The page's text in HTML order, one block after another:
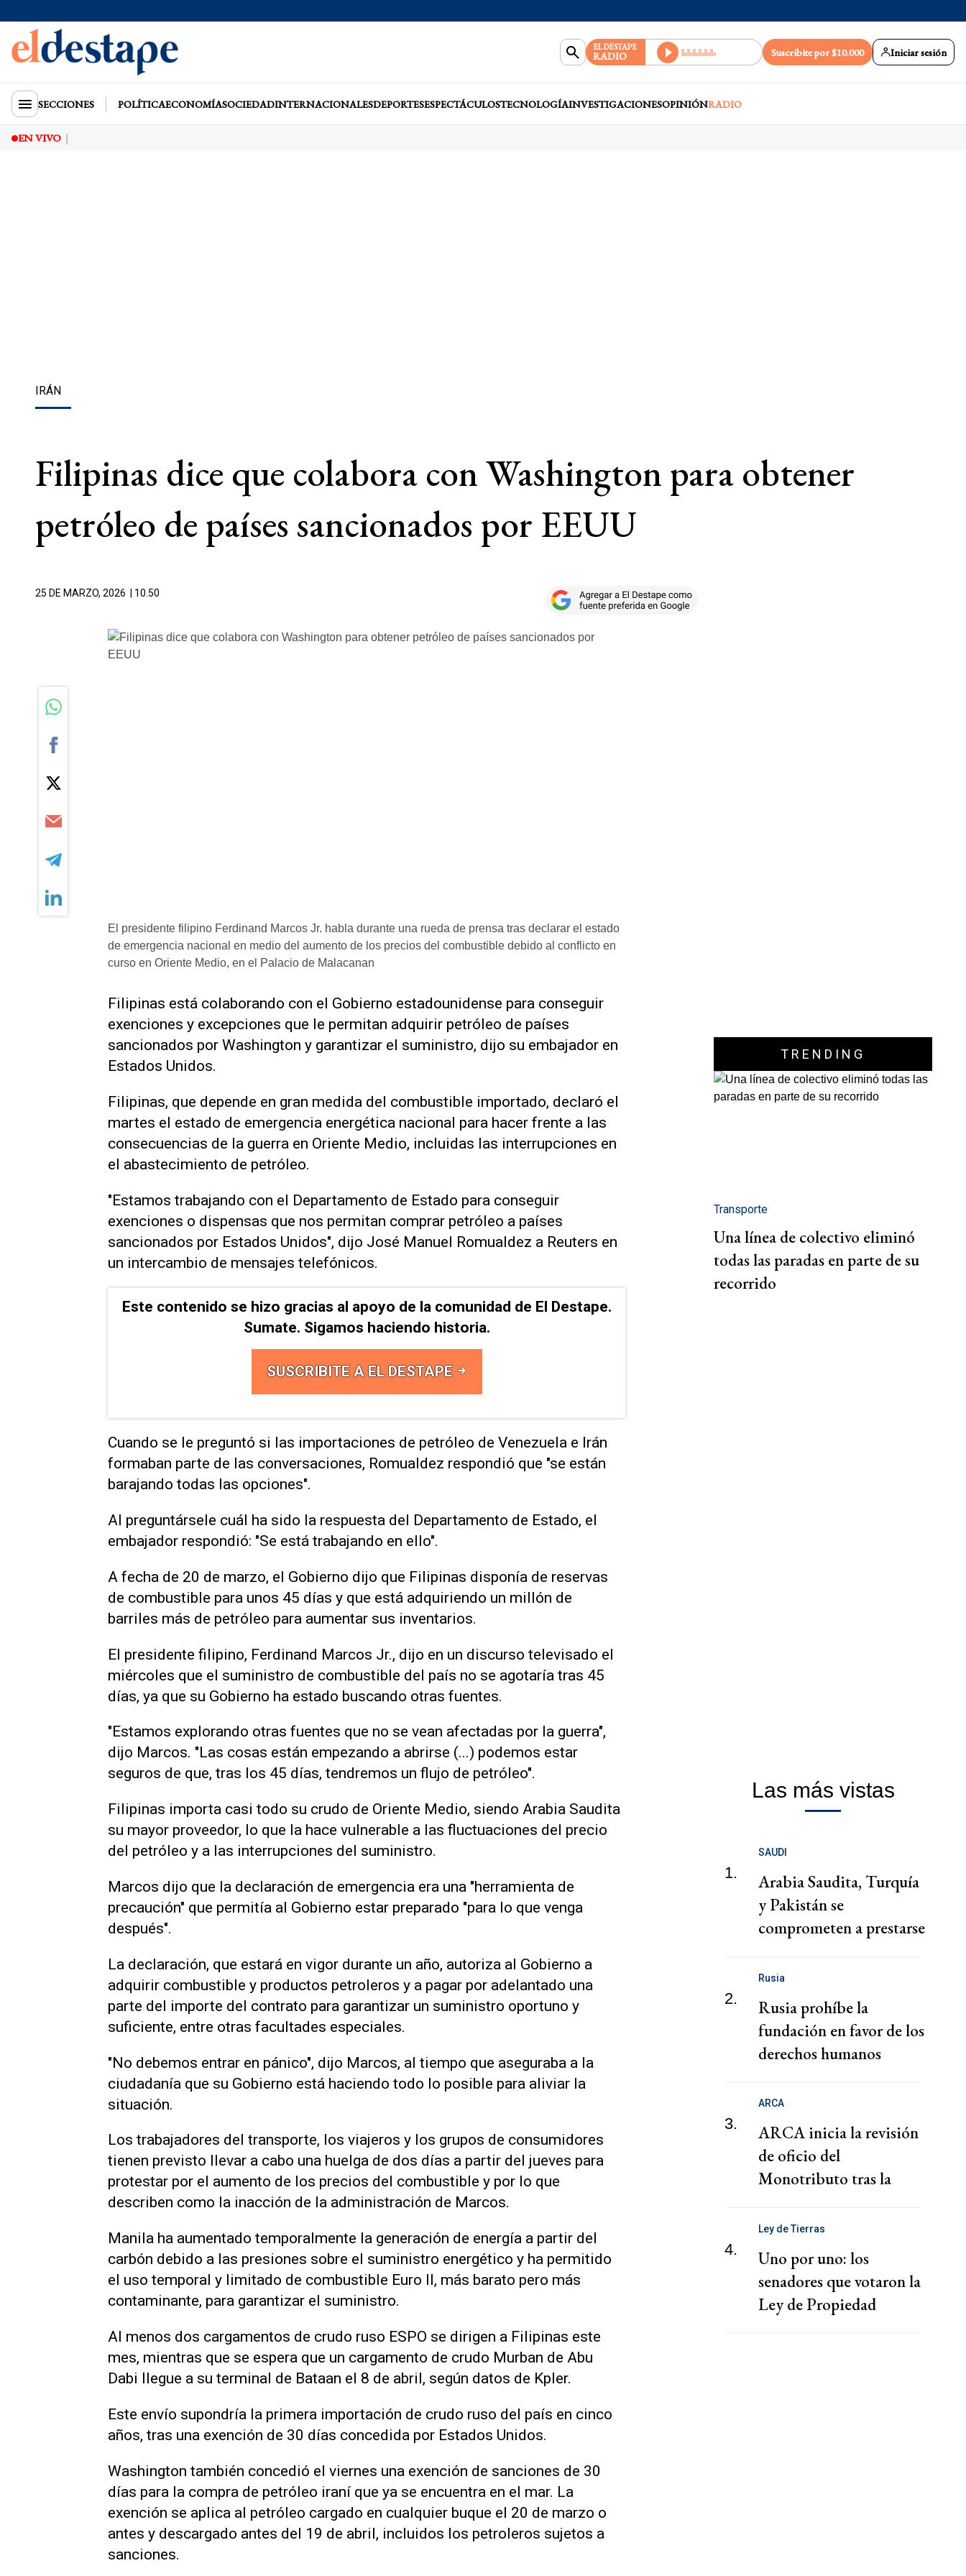
EL DESTAPE
RADIO Suscribite por $10.000 Iniciar sesión
SECCIONES POLÍTICAECONOMÍASOCIEDADINTERNACIONALESDEPORTESESPECTÁCULOSTECNOLOGÍAINVESTIGACIONESOPINIÓNRADIO
EN VIVO
IRÁN
Filipinas dice que colabora con Washington para obtener
petróleo de países sancionados por EEUU
25 DE MARZO, 2026 | 10.50
El presidente filipino Ferdinand Marcos Jr. habla durante una rueda de prensa tras declarar el estado
de emergencia nacional en medio del aumento de los precios del combustible debido al conflicto en
curso en Oriente Medio, en el Palacio de Malacanan
​Filipinas está colaborando con el Gobierno estadounidense para conseguir
exenciones y excepciones que le permitan adquirir petróleo de países
sancionados por Washington y garantizar el suministro, dijo su ‌embajador en
Estados Unidos.
Filipinas, que depende ‌en gran medida del combustible importado, declaró el
martes el estado de emergencia energética nacional para hacer frente a las
consecuencias de la guerra en Oriente Medio, incluidas las interrupciones en
el abastecimiento de petróleo.
"Estamos trabajando con el Departamento de Estado para conseguir
exenciones o dispensas que nos permitan comprar petróleo a países
sancionados por Estados Unidos", dijo José Manuel Romualdez a Reuters en
un intercambio de mensajes telefónicos.
Este contenido se hizo gracias al apoyo de la comunidad de El Destape.
Sumate. Sigamos haciendo historia.
SUSCRIBITE A EL DESTAPE
Cuando se le preguntó si las importaciones de petróleo ​de Venezuela e Irán
formaban ⁠parte de las conversaciones, Romualdez respondió que "se están
barajando todas las opciones".
Al preguntársele cuál ‌ha sido la respuesta del Departamento de Estado, el
embajador respondió: "Se está trabajando ⁠en ello".
A fecha de 20 de marzo, el Gobierno ⁠dijo que Filipinas disponía de reservas
de combustible para unos 45 días y que está adquiriendo un millón de
barriles más de petróleo para aumentar sus inventarios.
El presidente filipino, Ferdinand Marcos ⁠Jr., dijo en un discurso televisado el
miércoles que el suministro de combustible ​del país no se agotaría tras 45
días, ya que su ‌Gobierno ha estado buscando otras fuentes.
"Estamos explorando otras ‌fuentes que no se vean afectadas por la guerra",
dijo Marcos. "Las cosas están empezando ⁠a abrirse (...) podemos estar
seguros de que, tras los 45 días, tendremos un flujo de petróleo".
Filipinas importa casi todo su crudo de Oriente Medio, siendo Arabia Saudita
su mayor proveedor, lo que la hace vulnerable a las fluctuaciones del precio
del petróleo y a las interrupciones ​del suministro.
Marcos dijo ‌que la declaración de emergencia era una "herramienta de
precaución" que permitía al Gobierno estar preparado "para lo que venga
después".
La declaración, que estará en vigor durante un año, autoriza al Gobierno a
adquirir combustible y productos petroleros y a pagar por adelantado una
parte del importe del contrato para garantizar un suministro oportuno y
⁠suficiente, entre otras facultades especiales.
"No debemos entrar en pánico", dijo Marcos, al tiempo que aseguraba a la
ciudadanía que su Gobierno está haciendo todo lo posible para aliviar la
situación.
Los trabajadores del transporte, los viajeros y los grupos de consumidores
tienen previsto llevar a cabo una huelga de dos días a partir del jueves para
protestar por el aumento de los precios del combustible y por lo que
describen como la inacción de la administración de Marcos.
Manila ha aumentado temporalmente la generación de ‌energía a partir del
carbón debido a las presiones sobre el suministro energético y ha permitido
el uso temporal y limitado de combustible Euro II, más barato pero más
contaminante, para garantizar el suministro.
Al menos dos cargamentos de crudo ruso ESPO se dirigen a Filipinas este
mes, mientras que se espera que un cargamento de crudo Murban de Abu
Dabi llegue a su terminal ‌de Bataan el 8 de abril, según datos de Kpler.
Este envío supondría la primera importación de crudo ruso del país en cinco
años, tras una exención de 30 días concedida por Estados Unidos.
Washington también ‌concedió el viernes una ⁠exención de sanciones de 30
días para la compra de petróleo iraní que ya se encuentra en el mar. La
exención se aplica al petróleo ​cargado en cualquier buque el 20 de marzo o
antes y descargado antes del 19 de abril, incluidos los petroleros sujetos a
sanciones.
TRENDING
Transporte
Una línea de colectivo eliminó
todas las paradas en parte de su
recorrido
Las más vistas
1.
SAUDI
Arabia Saudita, Turquía
y Pakistán se
comprometen a prestarse
2.
Rusia
Rusia prohíbe la
fundación en favor de los
derechos humanos
Navalni
3.
ARCA
ARCA inicia la revisión
de oficio del
Monotributo tras la
4.
Ley de Tierras
Uno por uno: los
senadores que votaron la
Ley de Propiedad